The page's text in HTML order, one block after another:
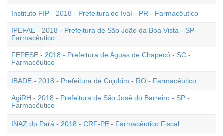
Instituto FIP - 2018 - Prefeitura de Ivaí - PR - Farmacêutico
IPEFAE - 2018 - Prefeitura de São João da Boa Vista - SP -
Farmacêutico
FEPESE - 2018 - Prefeitura de Águas de Chapecó - SC -
Farmacêutico
IBADE - 2018 - Prefeitura de Cujubim - RO - Farmacêutico
AgiRH - 2018 - Prefeitura de São José do Barreiro - SP -
Farmacêutico
INAZ do Pará - 2018 - CRF-PE - Farmacêutico Fiscal